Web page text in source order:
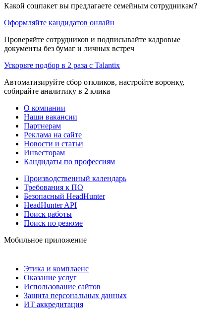
Какой соцпакет вы предлагаете семейным сотрудникам?
Оформляйте кандидатов онлайн
Проверяйте сотрудников и подписывайте кадровые
документы без бумаг и личных встреч
Ускорьте подбор в 2 раза с Talantix
Автоматизируйте сбор откликов, настройте воронку,
собирайте аналитику в 2 клика
О компании
Наши вакансии
Партнерам
Реклама на сайте
Новости и статьи
Инвесторам
Кандидаты по профессиям
Производственный календарь
Требования к ПО
Безопасный HeadHunter
HeadHunter API
Поиск работы
Поиск по резюме
Мобильное приложение
Этика и комплаенс
Оказание услуг
Использование сайтов
Защита персональных данных
ИТ аккредитация